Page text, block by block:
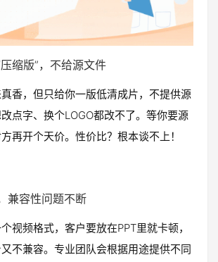
缩版”，不给源文件
香，但只给你一版低清成片，不提供源
点字、换个LOGO都改不了。等你要源
再开个天价。性价比？根本谈不上！
兼容性问题不断
视频格式，客户要放在PPT里就卡顿，
不兼容。专业团队会根据用途提供不同